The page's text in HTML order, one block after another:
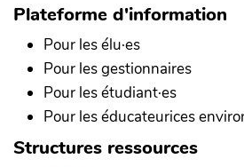
Plateforme d'information
Pour les élu·es
Pour les gestionnaires
Pour les étudiant·es
Pour les éducateurices
Structures ressources